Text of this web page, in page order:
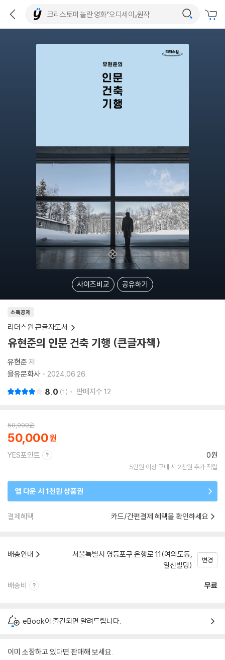
사이즈비교 공유하기
소득공제
리더스원 큰글자도서
유현준의 인문 건축 기행 (큰글자책)
유현준 저
을유문화사
2024.06.26.
8.0 1 판매지수 12
50,000원
50,000
YES포인트 0원
5만원 이상 구매 시 2천원 추가 적립
앱 다운 시 1천원 상품권
결제혜택 카드/간편결제 혜택을 확인하세요
배송안내
서울특별시 영등포구 은행로 11(여의도동,
일신빌딩)
변경
배송비 무료
eBook이 출간되면 알려드립니다.
이미 소장하고 있다면 판매해 보세요.